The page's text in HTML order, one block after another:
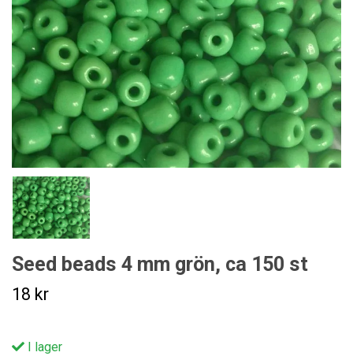
Seed beads 4 mm grön, ca 150 st
18 kr
I lager